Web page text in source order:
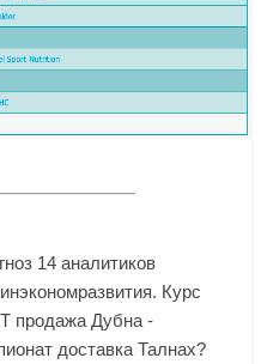
14 аналитиков
Курс
продажа Дубна -
доставка Талнах?